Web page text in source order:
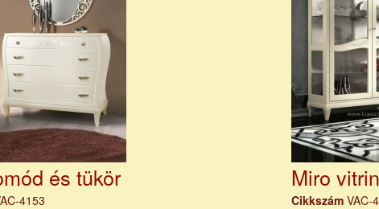
és tükör
4153
Miro vitrin
Cikkszám VAC-